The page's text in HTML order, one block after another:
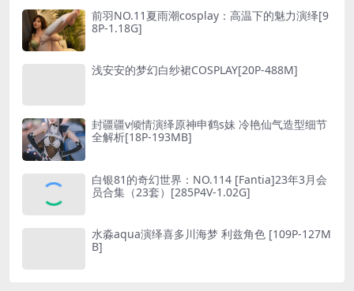
前羽NO.11夏雨潮cosplay：高温下的魅力演绎[9
8P-1.18G]
浅安安的梦幻白纱裙COSPLAY[20P-488M]
封疆疆v倾情演绎原神申鹤s妹 冷艳仙气造型细节
全解析[18P-193MB]
白银81的奇幻世界：NO.114 [Fantia]23年3月会
员合集（23套）[285P4V-1.02G]
水淼aqua演绎喜多川海梦 利兹角色 [109P-127M
B]